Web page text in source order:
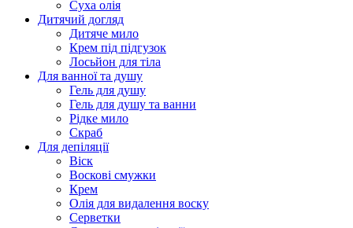
Суха олія
Дитячий догляд
Дитяче мило
Крем під підгузок
Лосьйон для тіла
Для ванної та душу
Гель для душу
Гель для душу та ванни
Рідке мило
Скраб
Для депіляції
Віск
Воскові смужки
Крем
Олія для видалення воску
Серветки